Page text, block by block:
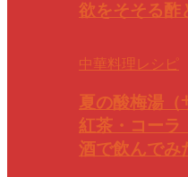
欲をそそる酢
中華料理レシピ
夏の酸梅湯（
紅茶・コーラ
酒で飲んでみ